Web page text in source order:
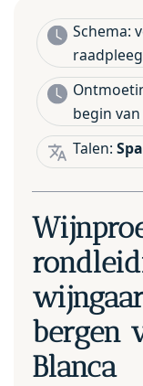
Schema:
begin
Talen:
bergen
Blanca